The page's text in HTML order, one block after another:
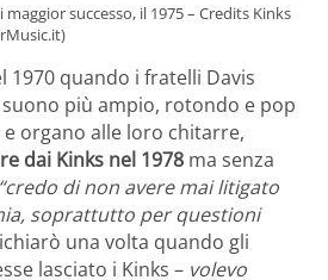
successo, il 1975 – Credits Kinks
1970 quando i fratelli Davis
più ampio, rotondo e pop
organo alle loro chitarre,
dai Kinks nel 1978 ma senza
“credo di non avere mai litigato
soprattutto per questioni
una volta quando gli
lasciato i Kinks – volevo